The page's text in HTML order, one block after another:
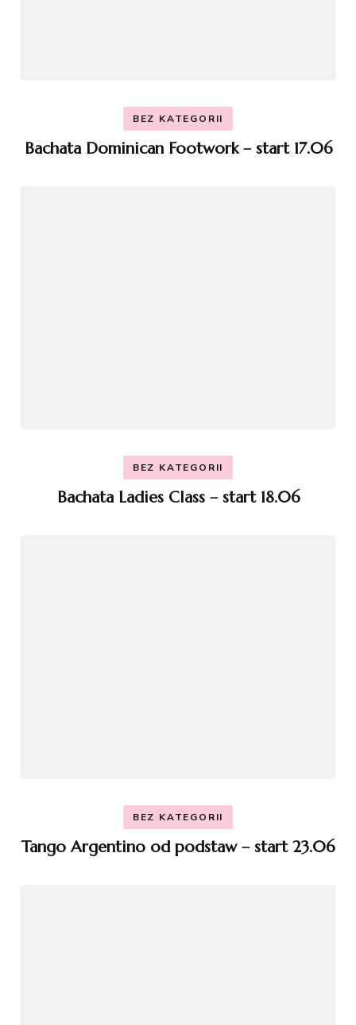
BEZ KATEGORII
Bachata Dominican Footwork – start 17.06
BEZ KATEGORII
Bachata Ladies Class – start 18.06
BEZ KATEGORII
Tango Argentino od podstaw – start 23.06